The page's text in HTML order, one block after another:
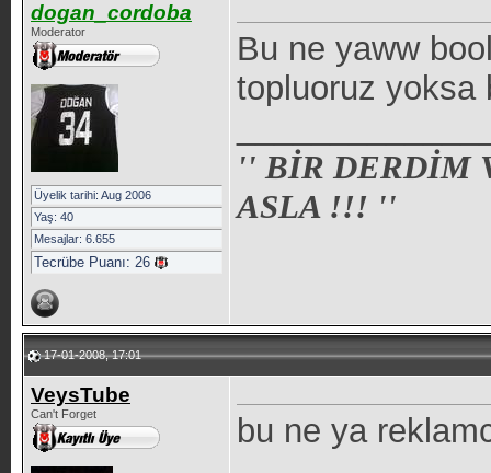
dogan_cordoba
Moderator
Üyelik tarihi: Aug 2006
Yaş: 40
Mesajlar: 6.655
Tecrübe Puanı: 26
Bu ne yaww
topluoruz yoksa
'' BİR DERDİM
ASLA !!! ''
17-01-2008, 17:01
VeysTube
Can't Forget
bu ne ya